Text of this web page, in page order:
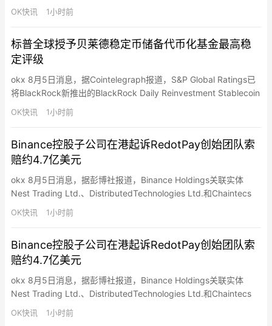
0.1 倍至 3 倍区间内为不同资产单独设定交易费率倍数。相关参数
如 ‎`deployer_fee_scale` 将从原先的全局级别调整为按资产维度
OK快讯 1小时前
标普全球授予贝莱德稳定币储备代币化基金最高稳
定评级
okx 8月5日消息，据Cointelegraph报道，S&P Global Ratings已
将BlackRock新推出的BlackRock Daily Reinvestment Stablecoin
Reserve Vehicle（BRSRV）评为最高级别“AAAm”本金稳定基金，
称其投资标的与交易对手信用状况、久期结构及管理能力足以维持
OK快讯 1小时前
Binance控股子公司在港起诉RedotPay创始团队索
赔约4.7亿美元
okx 8月5日消息，据彭博社报道，Binance Holdings关联实体
Nest Trading Ltd.、DistributedTechnologies Ltd.和Chaintecs
Consulting Singapore Pte已在香港对加密支付公司RedotPay及其
联合创始人Gao Zhangpeng、Chan Wa Choi和Yao Chao…
OK快讯 1小时前
Binance控股子公司在港起诉RedotPay创始团队索
赔约4.7亿美元
okx 8月5日消息，据彭博社报道，Binance Holdings关联实体
Nest Trading Ltd.、DistributedTechnologies Ltd.和Chaintecs
Consulting Singapore Pte已在香港对加密支付公司RedotPay及其
联合创始人Gao Zhangpeng、Chan Wa Choi和Yao Chao…
OK快讯 1小时前